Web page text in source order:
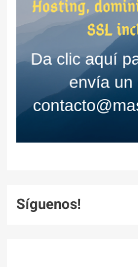
Síguenos!